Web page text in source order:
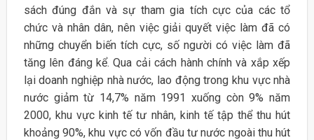
sách đúng đắn và sự tham gia tích cực của các tổ
chức và nhân dân, nên việc giải quyết việc làm đã có
những chuyển biến tích cực, số người có việc làm đã
tăng lên đáng kể. Qua cải cách hành chính và xắp xếp
lại doanh nghiệp nhà nước, lao động trong khu vực nhà
nước giảm từ 14,7% năm 1991 xuống còn 9% năm
2000, khu vực kinh tế tư nhân, kinh tế tập thể thu hút
khoảng 90%, khu vực có vốn đầu tư nước ngoài thu hút